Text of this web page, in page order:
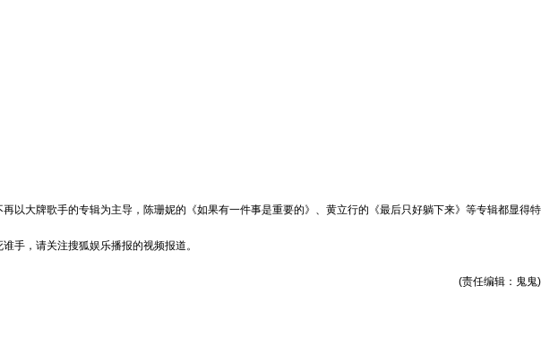
大牌歌手的专辑为主导，陈珊妮的《如果有一件事是重要的》、黄立行的《最后只好躺下来》等专辑都显得特
手，请关注搜狐娱乐播报的视频报道。
(责任编辑：鬼鬼)